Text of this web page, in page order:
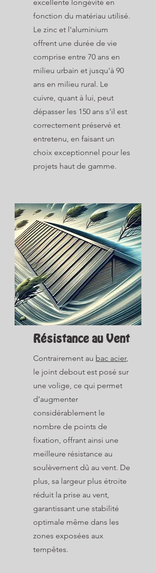
excellente longévité en
fonction du matériau utilisé.
Le zinc et l'aluminium
offrent une durée de vie
comprise entre 70 ans en
milieu urbain et jusqu'à 90
ans en milieu rural. Le
cuivre, quant à lui, peut
dépasser les 150 ans s'il est
correctement préservé et
entretenu, en faisant un
choix exceptionnel pour les
projets haut de gamme.
Résistance au Vent
Contrairement au bac acier,
le joint debout est posé sur
une volige, ce qui permet
d’augmenter
considérablement le
nombre de points de
fixation, offrant ainsi une
meilleure résistance au
soulèvement dû au vent. De
plus, sa largeur plus étroite
réduit la prise au vent,
garantissant une stabilité
optimale même dans les
zones exposées aux
tempêtes.